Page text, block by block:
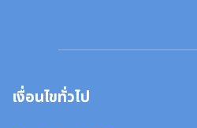
เงื่อนไขทั่วไป